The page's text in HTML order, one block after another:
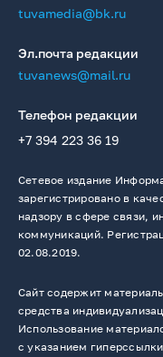
tuvamedia@bk.ru
Эл.почта редакции
tuvanews@mail.ru
Телефон редакции
+7 394 223 36 19
Сетевое издание
зарегистрировано в
надзору в сфере связи,
коммуникаций.
02.08.2019.
Сайт содержит
средства
Использование
с указанием